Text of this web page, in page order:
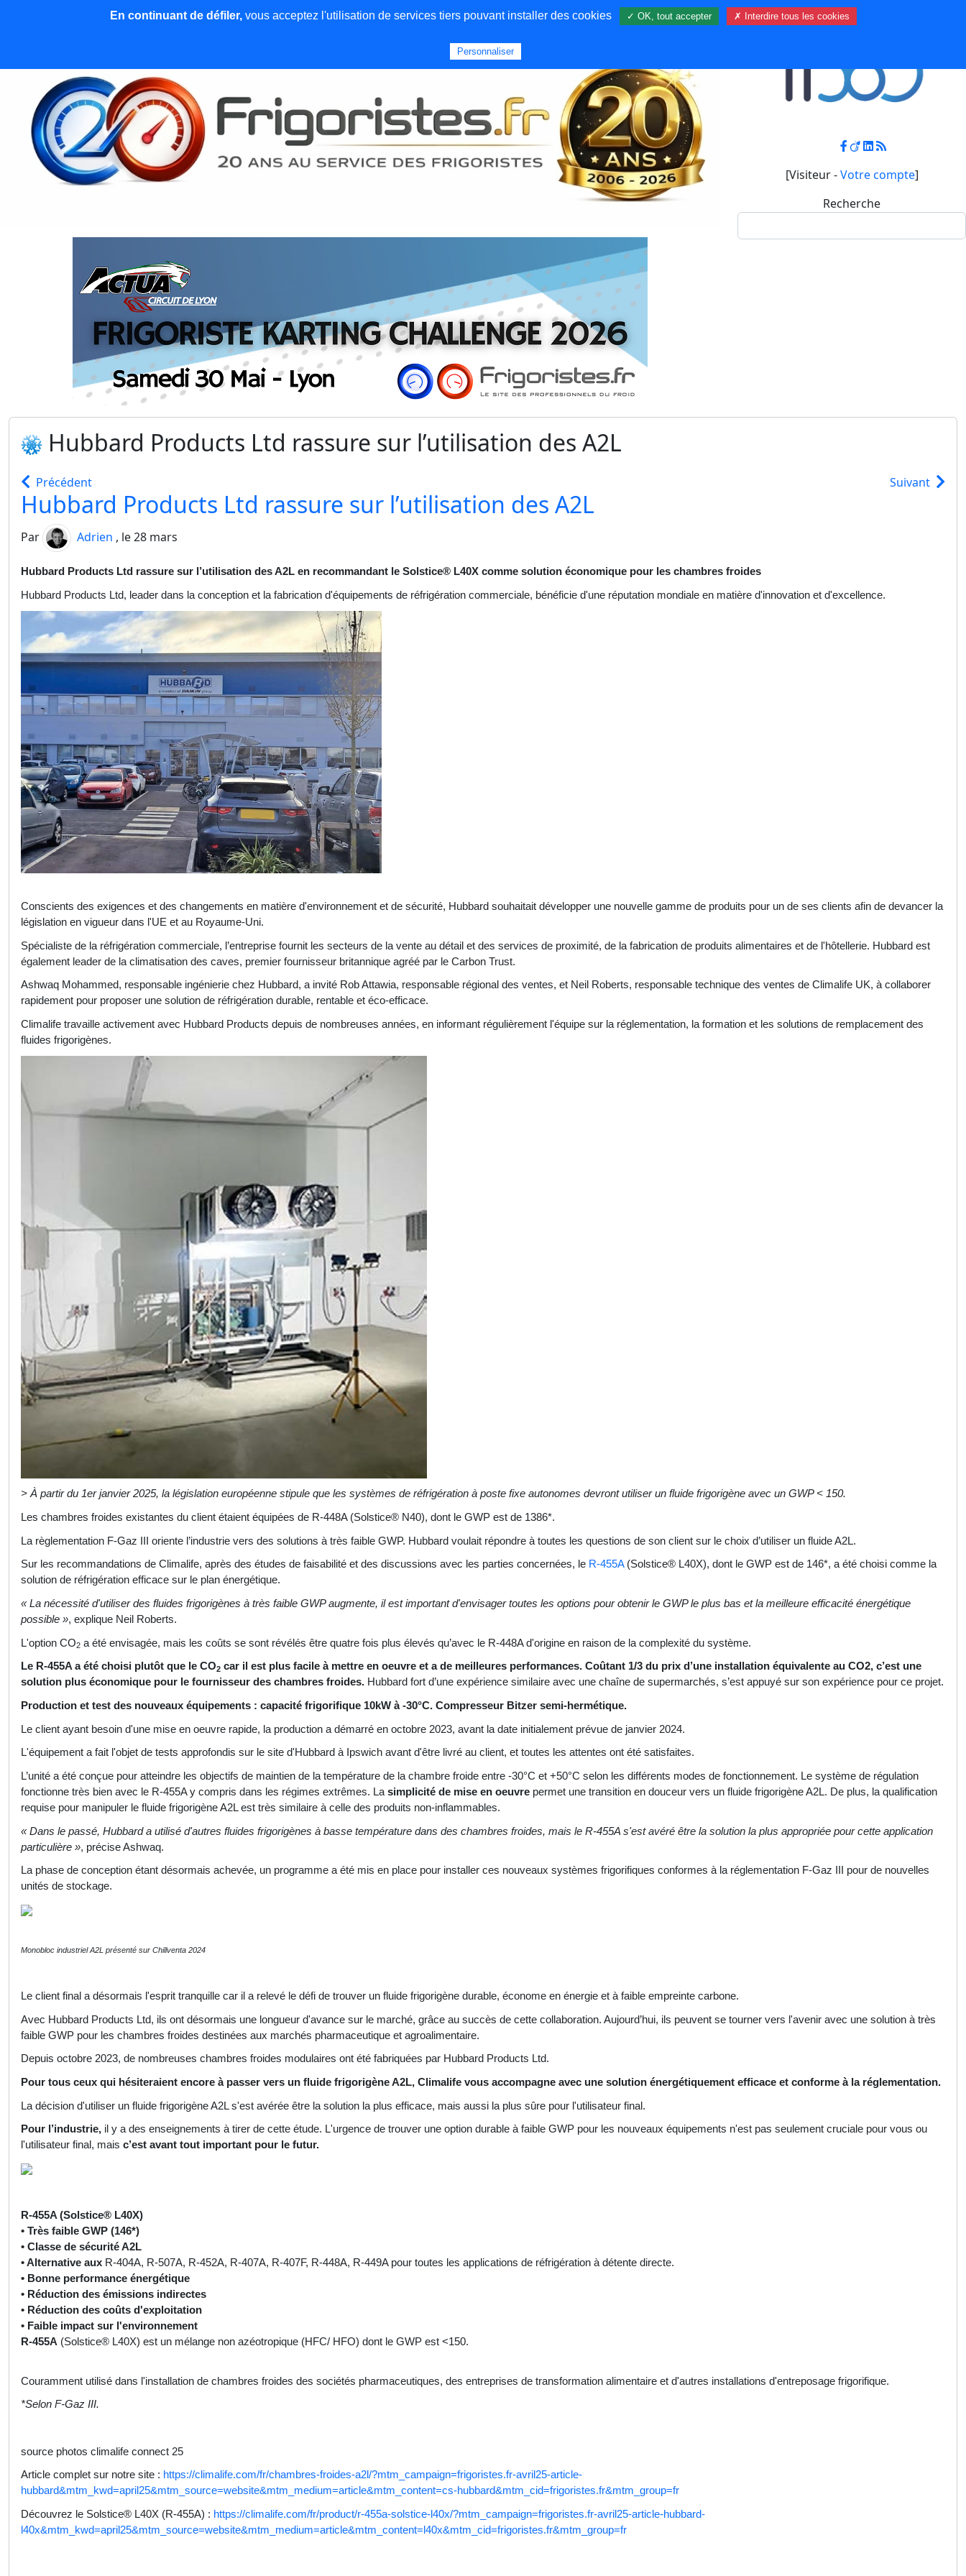
News et articles Emploi Qui sommes nous Contact Mon compte
[Visiteur -Votre compte]
Recherche
Hubbard Products Ltd rassure sur l’utilisation des A2L
Précédent Suivant
Hubbard Products Ltd rassure sur l’utilisation des A2L
Par Adrien , le 28 mars
Hubbard Products Ltd rassure sur l’utilisation des A2L en recommandant le Solstice® L40X comme solution économique pour les chambres froides
Hubbard Products Ltd, leader dans la conception et la fabrication d'équipements de réfrigération commerciale, bénéficie d'une réputation mondiale en matière d'innovation et d'excellence.
Conscients des exigences et des changements en matière d'environnement et de sécurité, Hubbard souhaitait développer une nouvelle gamme de produits pour un de ses clients afin de devancer la
législation en vigueur dans l'UE et au Royaume-Uni.
Spécialiste de la réfrigération commerciale, l’entre­prise fournit les secteurs de la vente au détail et des services de proximité, de la fabrication de produits alimentaires et de l'hôtellerie. Hubbard est
égale­ment leader de la climatisation des caves, premier fournisseur britannique agréé par le Carbon Trust.
Ashwaq Mohammed, responsable ingénierie chez Hubbard, a invité Rob Attawia, responsable régional des ventes, et Neil Roberts, responsable technique des ventes de Climalife UK, à collaborer
rapidement pour proposer une solution de réfrigération durable, rentable et éco-efficace.
Climalife travaille activement avec Hubbard Products depuis de nombreuses années, en informant régulièrement l'équipe sur la réglementation, la formation et les solutions de remplacement des
fluides frigorigènes.
> À partir du 1er janvier 2025, la législation européenne stipule que les systèmes de réfrigération à poste fixe autonomes devront utiliser un fluide frigorigène avec un GWP < 150.
Les chambres froides existantes du client étaient équipées de R-448A (Solstice® N40), dont le GWP est de 1386*.
La règlementation F-Gaz III oriente l’industrie vers des solutions à très faible GWP. Hubbard voulait répondre à toutes les questions de son client sur le choix d’utiliser un fluide A2L.
Sur les recommandations de Climalife, après des études de faisabilité et des discussions avec les parties concernées, le R-455A(Solstice® L40X), dont le GWP est de 146*, a été choisi comme la
solution de réfrigération efficace sur le plan énergétique.
« La nécessité d'utiliser des fluides frigorigènes à très faible GWP augmente, il est important d'envisager toutes les options pour obtenir le GWP le plus bas et la meilleure efficacité énergétique
possible », explique Neil Roberts.
L'option CO2 a été envisagée, mais les coûts se sont révélés être quatre fois plus élevés qu’avec le R-448A d'origine en raison de la complexité du système.
Le R-455A a été choisi plutôt que le CO2 car il est plus facile à mettre en oeuvre et a de meilleures performances. Coûtant 1/3 du prix d’une installation équivalente au CO2, c’est une
solution plus économique pour le fournisseur des chambres froides. Hubbard fort d’une expérience similaire avec une chaîne de supermarchés, s’est appuyé sur son expérience pour ce projet.
Production et test des nouveaux équipements : capacité frigorifique 10kW à -30°C. Compresseur Bitzer semi-hermétique.
Le client ayant besoin d'une mise en oeuvre rapide, la production a démarré en octobre 2023, avant la date initialement prévue de janvier 2024.
L'équipement a fait l'objet de tests approfondis sur le site d'Hubbard à Ipswich avant d'être livré au client, et toutes les attentes ont été satisfaites.
L’unité a été conçue pour atteindre les objectifs de maintien de la température de la chambre froide entre -30°C et +50°C selon les différents modes de fonctionnement. Le système de régulation
fonctionne très bien avec le R-455A y compris dans les régimes extrêmes. La simplicité de mise en oeuvre permet une transition en douceur vers un fluide frigorigène A2L. De plus, la qualification
requise pour manipuler le fluide frigorigène A2L est très similaire à celle des produits non-inflammables.
« Dans le passé, Hubbard a utilisé d'autres fluides frigorigènes à basse température dans des chambres froides, mais le R-455A s'est avéré être la solution la plus appropriée pour cette application
particulière », précise Ashwaq.
La phase de conception étant désormais achevée, un programme a été mis en place pour installer ces nouveaux systèmes frigorifiques conformes à la réglementation F-Gaz III pour de nouvelles
unités de stockage.
Monobloc industriel A2L présenté sur Chillventa 2024
Le client final a désormais l'esprit tranquille car il a relevé le défi de trouver un fluide frigorigène durable, économe en énergie et à faible empreinte carbone.
Avec Hubbard Products Ltd, ils ont désormais une longueur d'avance sur le marché, grâce au succès de cette collaboration. Aujourd’hui, ils peuvent se tourner vers l'avenir avec une solution à très
faible GWP pour les chambres froides destinées aux marchés pharmaceutique et agroalimentaire.
Depuis octobre 2023, de nombreuses chambres froides modulaires ont été fabriquées par Hubbard Products Ltd.
Pour tous ceux qui hésiteraient encore à passer vers un fluide frigorigène A2L, Climalife vous accompagne avec une solution énergétiquement efficace et conforme à la réglementation.
La décision d'utiliser un fluide frigorigène A2L s'est avérée être la solution la plus efficace, mais aussi la plus sûre pour l'utilisateur final.
Pour l’industrie, il y a des enseignements à tirer de cette étude. L'urgence de trouver une option durable à faible GWP pour les nouveaux équipements n'est pas seulement cruciale pour vous ou
l'utilisateur final, mais c’est avant tout important pour le futur.
R-455A (Solstice® L40X)
• Très faible GWP (146*)
• Classe de sécurité A2L
• Alternative aux R-404A, R-507A, R-452A, R-407A, R-407F, R-448A, R-449A pour toutes les applications de réfrigération à détente directe.
• Bonne performance énergétique
• Réduction des émissions indirectes
• Réduction des coûts d'exploitation
• Faible impact sur l'environnement
R-455A (Solstice® L40X) est un mélange non azéotropique (HFC/ HFO) dont le GWP est <150.
Couramment utilisé dans l'installation de chambres froides des sociétés pharmaceutiques, des entreprises de transformation alimentaire et d'autres installations d'entreposage frigorifique.
*Selon F-Gaz III.
source photos climalife connect 25
Article complet sur notre site : https://climalife.com/fr/chambres-froides-a2l/?mtm_campaign=frigoristes.fr-avril25-article-
hubbard&mtm_kwd=april25&mtm_source=website&mtm_medium=article&mtm_content=cs-hubbard&mtm_cid=frigoristes.fr&mtm_group=fr
Découvrez le Solstice® L40X (R-455A) : https://climalife.com/fr/product/r-455a-solstice-l40x/?mtm_campaign=frigoristes.fr-avril25-article-hubbard-
l40x&mtm_kwd=april25&mtm_source=website&mtm_medium=article&mtm_content=l40x&mtm_cid=frigoristes.fr&mtm_group=fr
En continuant de défiler,vous acceptez l'utilisation de services tiers pouvant installer des cookies ✓ OK, tout accepter ✗ Interdire tous les cookies
Personnaliser